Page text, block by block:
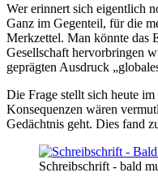
Wer erinnert sich eigentlich
Ganz im Gegenteil, für die
Merkzettel. Man könnte das
Gesellschaft hervorbringen
geprägten Ausdruck
Die Frage stellt sich heute
Konsequenzen wären
Gedächtnis geht. Dies fand
Schreibschrift - bald